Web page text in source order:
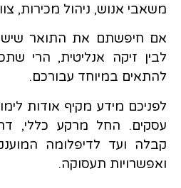
משאבי אנוש, ניהול מכירות,
אם חיפשתם את התואר שישלב
לבין זיקה אנליטית, הרי
להתאים במיוחד עבורכם.
לפניכם מידע מקיף אודות
עסקים. החל מרקע כללי,
קבלה ועד לדיפלומה
ואפשרויות תעסוקה.